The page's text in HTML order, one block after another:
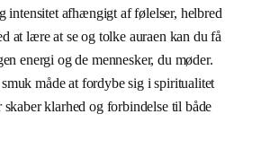
intensitet afhængigt af følelser, helbred
at lære at se og tolke auraen kan du få
energi og de mennesker, du møder.
måde at fordybe sig i spiritualitet
klarhed og forbindelse til både